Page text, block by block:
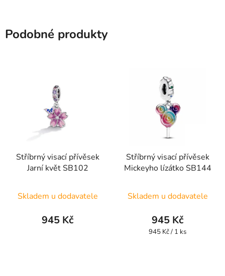
Podobné produkty
Stříbrný visací přívěsek
Jarní květ SB102
Skladem u dodavatele
945 Kč
Stříbrný visací přívěsek
Mickeyho lízátko SB144
Skladem u dodavatele
945 Kč
Měrná
945 Kč / 1 ks